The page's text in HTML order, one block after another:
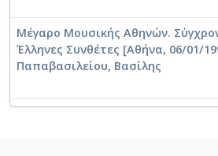
Bass Concerto, Three Greek Dances
Παπαβασιλείου, Βασίλης [1999]
Μέγαρο Μουσικής Αθηνών.
Παπαβασιλείου, Βασίλης
Μέγαρο Μουσικής Αθηνών.
Έλληνες Συνθέτες [Αθήνα, 06/01/
Παπαβασιλείου, Βασίλης